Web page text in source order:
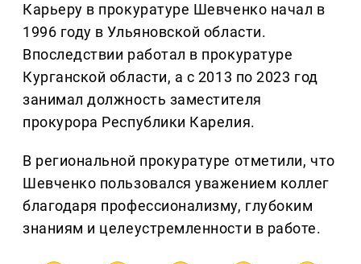
Карьеру в прокуратуре Шевченко начал в
1996 году в Ульяновской области.
Впоследствии работал в прокуратуре
Курганской области, а с 2013 по 2023 год
занимал должность заместителя
прокурора Республики Карелия.
В региональной прокуратуре отметили, что
Шевченко пользовался уважением коллег
благодаря профессионализму, глубоким
знаниям и целеустремленности в работе.